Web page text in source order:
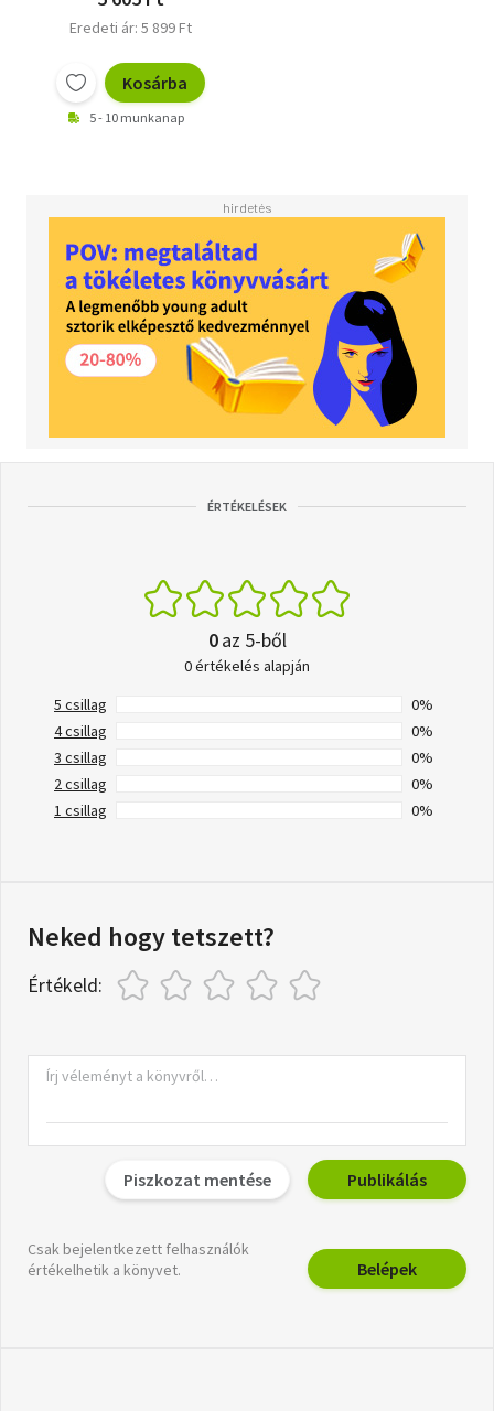
Eredeti ár: 5 899 Ft
Kosárba
5 - 10 munkanap
ÉRTÉKELÉSEK
0az 5-ből
0 értékelés alapján
5 csillag
0%
4 csillag
0%
3 csillag
0%
2 csillag
0%
1 csillag
0%
Neked hogy tetszett?
Értékeld:
Piszkozat mentése Publikálás
Csak bejelentkezett felhasználók
értékelhetik a könyvet.
Belépek